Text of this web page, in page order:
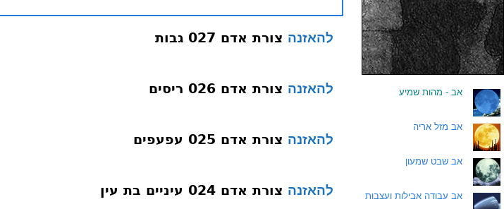
להאזנה צורת אדם 027 גבות
להאזנה צורת אדם 026 ריסים
להאזנה צורת אדם 025 עפעפים
להאזנה צורת אדם 024 עיניים בת עין
אב - מהות שמיע
אב מזל אריה
אב שבט שמעון
אב עבודה אבילות ועצבות